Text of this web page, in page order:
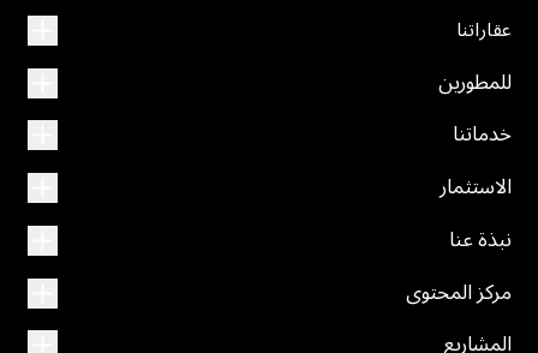
عقاراتنا
للمطورين
خدماتنا
الاستثمار
نبذة عنا
مركز المحتوى